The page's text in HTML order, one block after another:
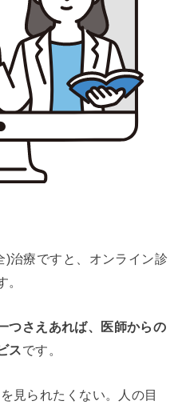
治療ですと、オンライン診
つさえあれば、医師からの
スです。
見られたくない。人の目